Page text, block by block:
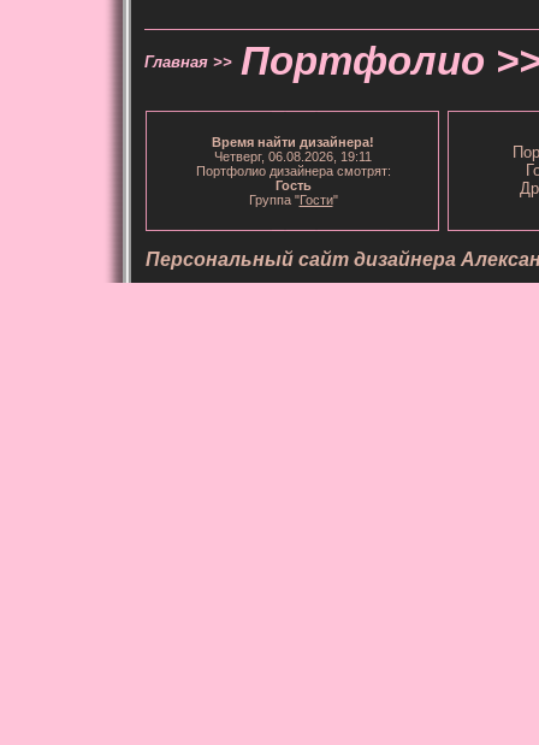
Главная >> Портфолио
Время найти дизайнера!
Четверг, 06.08.2026, 19:11
Портфолио дизайнера смотрят:
Гость
Группа "Гости"
Персональный сайт дизайнера